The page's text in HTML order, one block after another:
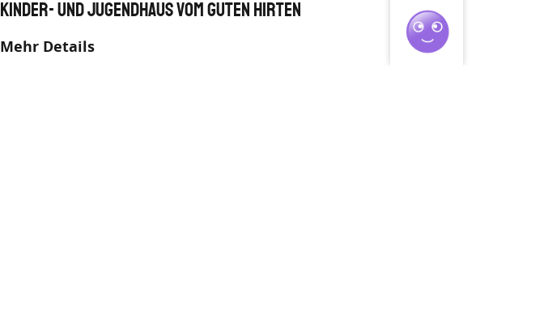
Kinder- und Jugendhaus Vom Guten Hirten
Mehr Details